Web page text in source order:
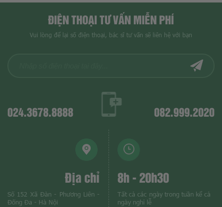
ĐIỆN THOẠI TƯ VẤN MIỄN PHÍ
Vui lòng để lại số điện thoại, bác sĩ tư vấn sẽ liên hệ với bạn
024.3678.8888 082.999.2020
Địa chỉ
Số 152 Xã Đàn - Phương Liên -
Đống Đa - Hà Nội
8h - 20h30
Tất cả các ngày trong tuần kể cả
ngày nghỉ lễ